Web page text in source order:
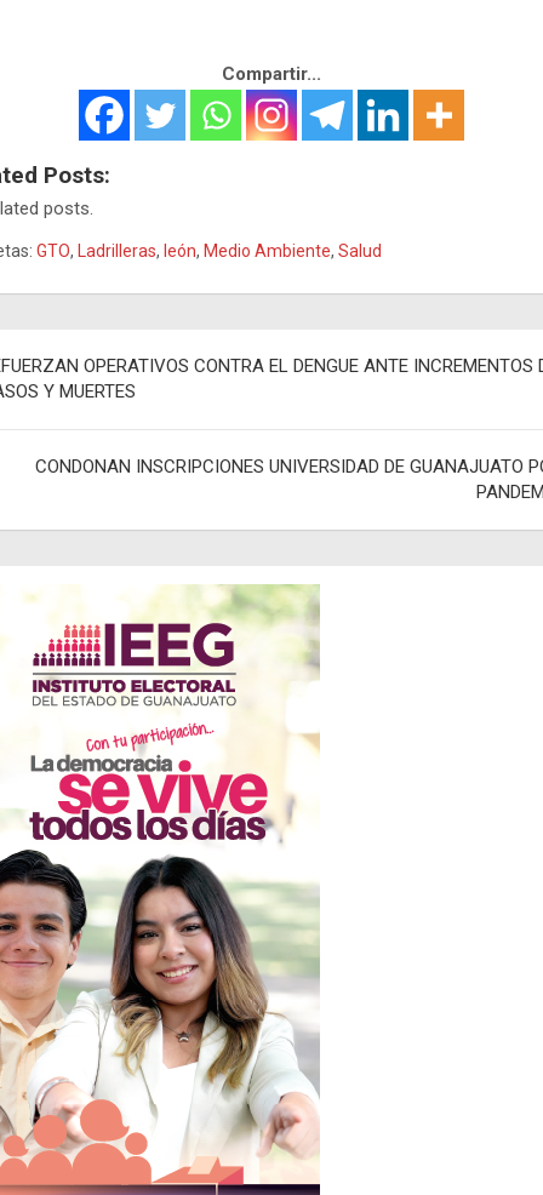
Compartir...
Posts:
posts.
GTO, Ladrilleras, león, Medio Ambiente, Salud
OPERATIVOS CONTRA EL DENGUE ANTE INCREMENTOS
Y MUERTES
CONDONAN INSCRIPCIONES UNIVERSIDAD DE GUANAJUATO